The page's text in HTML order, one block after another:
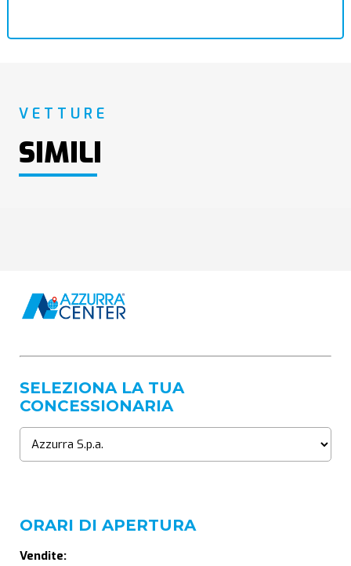
VETTURE
SIMILI
SELEZIONA LA TUA
CONCESSIONARIA
ORARI DI APERTURA
Vendite: